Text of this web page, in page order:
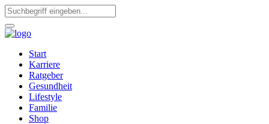
Start
Karriere
Ratgeber
Gesundheit
Lifestyle
Familie
Shop